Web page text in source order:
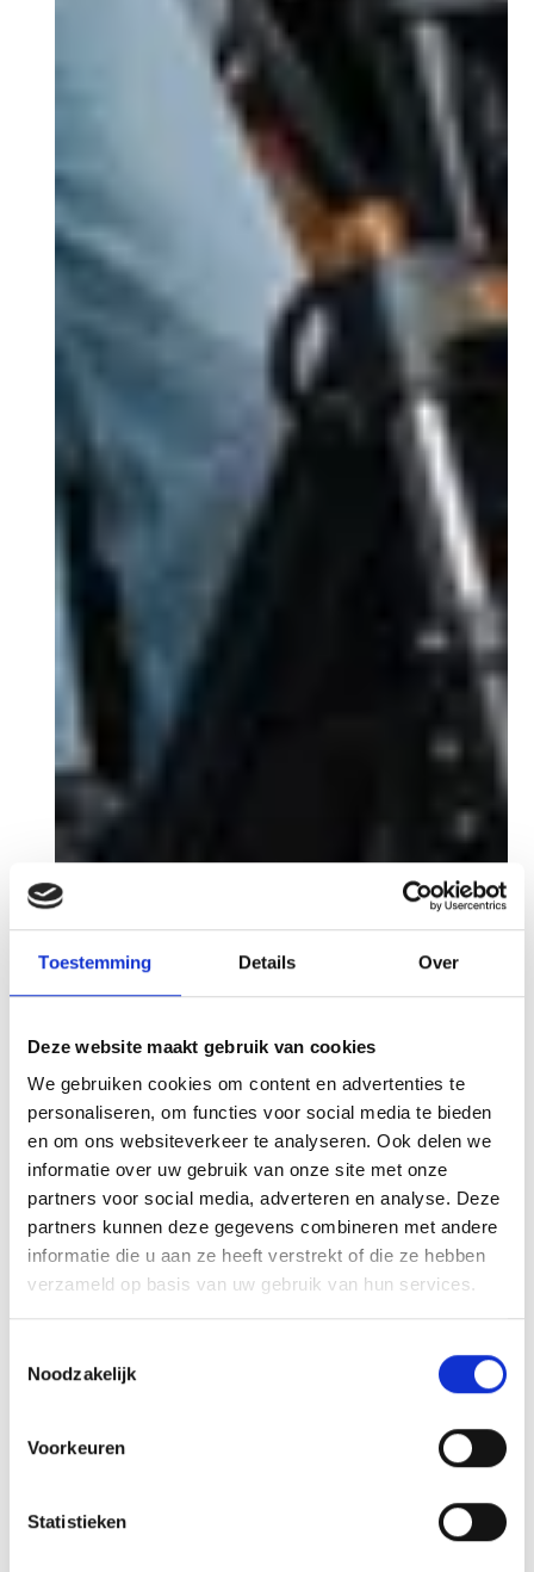
Toestemming Details Over
Deze website maakt gebruik van cookies
We gebruiken cookies om content en advertenties te
personaliseren, om functies voor social media te bieden
en om ons websiteverkeer te analyseren. Ook delen we
informatie over uw gebruik van onze site met onze
partners voor social media, adverteren en analyse. Deze
partners kunnen deze gegevens combineren met andere
informatie die u aan ze heeft verstrekt of die ze hebben
verzameld op basis van uw gebruik van hun services.
Noodzakelijk
Voorkeuren
Statistieken